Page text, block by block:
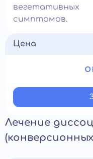
вегетативных
симптомов.
Цена
Лечение